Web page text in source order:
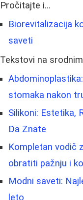
Pročitajte i...
Biorevitalizacija
saveti
Tekstovi na
stomaka nakon
Silikoni: Estetika,
Da Znate
Kompletan vodič
obratiti pažnju i
Modni saveti:
leto